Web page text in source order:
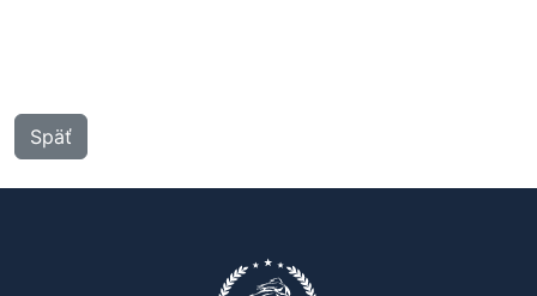
Späť